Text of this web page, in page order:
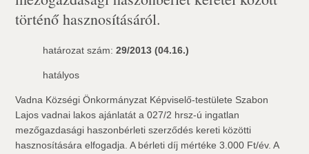
történő hasznosításáról.
határozat szám:29/2013 (04.16.)
hatályos
Vadna Községi Önkormányzat Képviselő-testülete Szabon
Lajos vadnai lakos ajánlatát a 027/2 hrsz-ú ingatlan
mezőgazdasági haszonbérleti szerződés kereti közötti
hasznosítására elfogadja. A bérleti díj mértéke 3.000 Ft/év. A